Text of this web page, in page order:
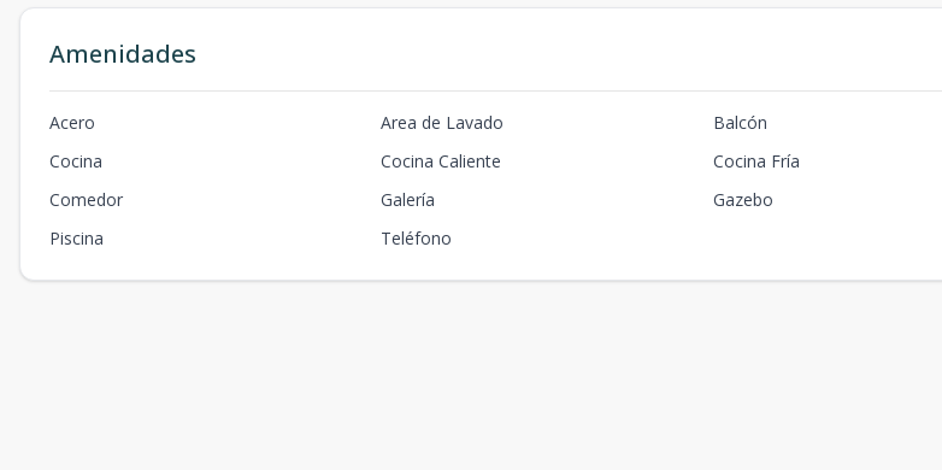
Amenidades
Acero Area de Lavado
Balcón
Cocina
Cocina Caliente
Cocina Fría
Comedor
Galería
Gazebo
Piscina
Teléfono